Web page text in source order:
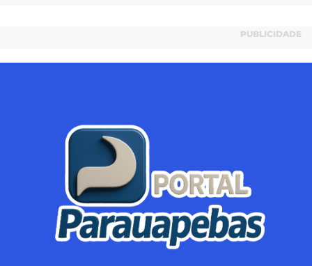
PUBLICIDADE